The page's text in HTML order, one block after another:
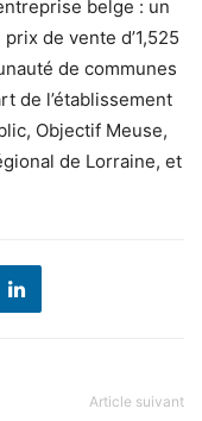
belge : un
de vente d’1,525
de communes
de l’établissement
Objectif Meuse,
de Lorraine, et
Article suivant